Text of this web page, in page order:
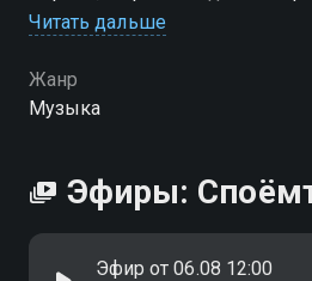
участие: А. Троицкий, И.
Читать дальше
Жанр
Музыка
Эфиры:
Эфир от 06.08 12:00